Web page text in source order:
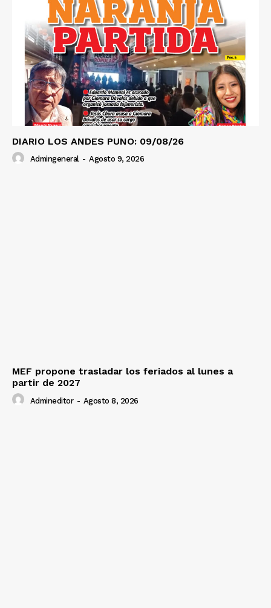
DIARIO LOS ANDES PUNO: 09/08/26
Admingeneral - Agosto 9, 2026
MEF propone trasladar los feriados al lunes a
partir de 2027
Admineditor - Agosto 8, 2026